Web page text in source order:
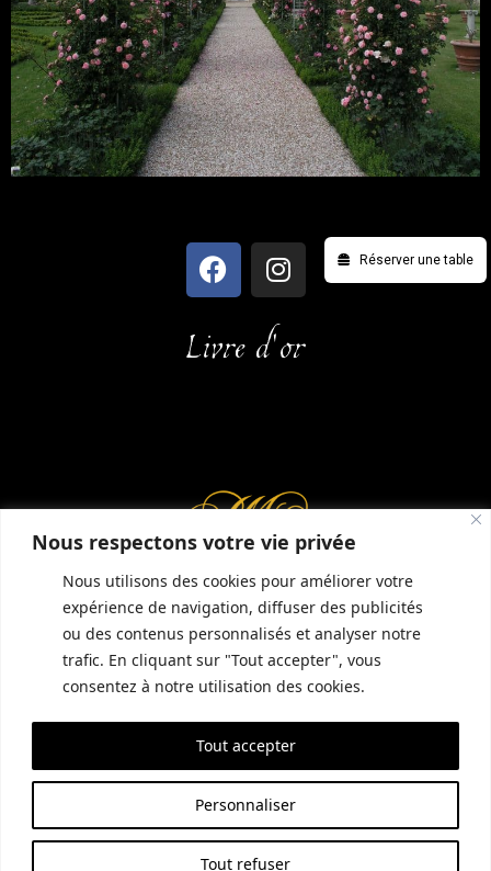
Nous respectons votre vie privée
Nous utilisons des cookies pour améliorer votre
expérience de navigation, diffuser des publicités
ou des contenus personnalisés et analyser notre
trafic. En cliquant sur "Tout accepter", vous
consentez à notre utilisation des cookies.
Personnaliser
Tout refuser
Tout accepter
Réserver une table
Livre d'or
INFORMATIONS COMPLÉMENTAIRES
CONDITIONS GÉNÉRALES DE VENTE (CGV)
POLITIQUE DE CONFIDENTIALITÉ
SITE RÉALISÉ PAR EMPREINTE SEO